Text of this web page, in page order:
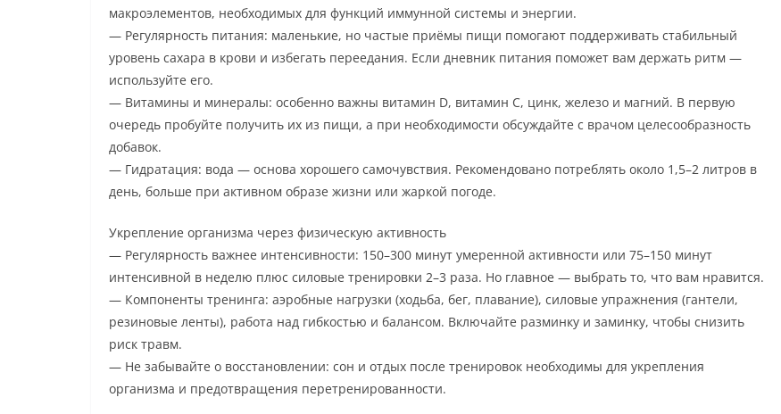
макроэлементов, необходимых для функций иммунной системы и энергии.
— Регулярность питания: маленькие, но частые приёмы пищи помогают поддерживать стабильный
уровень сахара в крови и избегать переедания. Если дневник питания поможет вам держать ритм —
используйте его.
— Витамины и минералы: особенно важны витамин D, витамин C, цинк, железо и магний. В первую
очередь пробуйте получить их из пищи, а при необходимости обсуждайте с врачом целесообразность
добавок.
— Гидратация: вода — основа хорошего самочувствия. Рекомендовано потреблять около 1,5–2 литров в
день, больше при активном образе жизни или жаркой погоде.
Укрепление организма через физическую активность
— Регулярность важнее интенсивности: 150–300 минут умеренной активности или 75–150 минут
интенсивной в неделю плюс силовые тренировки 2–3 раза. Но главное — выбрать то, что вам нравится.
— Компоненты тренинга: аэробные нагрузки (ходьба, бег, плавание), силовые упражнения (гантели,
резиновые ленты), работа над гибкостью и балансом. Включайте разминку и заминку, чтобы снизить
риск травм.
— Не забывайте о восстановлении: сон и отдых после тренировок необходимы для укрепления
организма и предотвращения перетренированности.